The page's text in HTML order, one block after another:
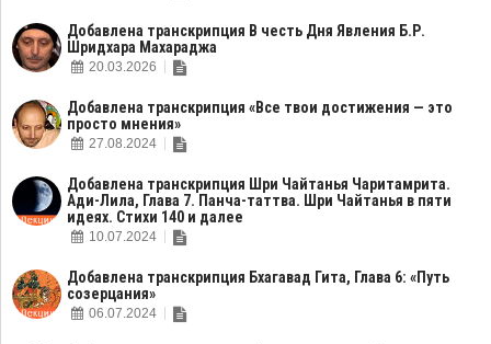
Добавлена транскрипция В честь Дня Явления Б.Р.
Шридхара Махараджа
20.03.2026
Добавлена транскрипция «Все твои достижения — это
просто мнения»
27.08.2024
Добавлена транскрипция Шри Чайтанья Чаритамрита.
Ади-Лила, Глава 7. Панча-таттва. Шри Чайтанья в пяти
идеях. Стихи 140 и далее
10.07.2024
Добавлена транскрипция Бхагавад Гита, Глава 6: «Путь
созерцания»
06.07.2024